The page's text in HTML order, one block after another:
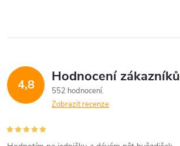
4,8 Hodnocení zákazníků
552 hodnocení
Zobrazit recenze